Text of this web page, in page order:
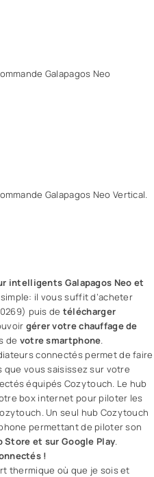
Galapagos Neo
Galapagos Neo Vertical.
intelligents Galapagos Neo et
il vous suffit d’acheter
puis de télécharger
gérer votre chauffage de
de votre smartphone.
connectés permet de faire
vous saisissez sur votre
équipés Cozytouch. Le hub
box internet pour piloter les
Un seul hub Cozytouch
permettant de piloter son
Store et sur Google Play.
!
thermique où que je sois et